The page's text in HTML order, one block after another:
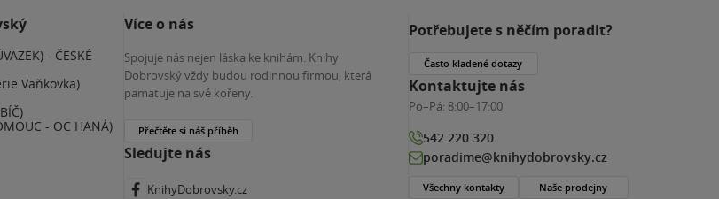
- ČESKÉ
Vaňkovka)
- OC HANÁ)
Více o nás
Spojuje nás nejen láska ke knihám. Knihy
Dobrovský vždy budou rodinnou firmou, která
pamatuje na své kořeny.
Přečtěte si náš příběh
Sledujte nás
KnihyDobrovsky.cz
Potřebujete s něčím poradit?
Často kladené dotazy
Kontaktujte nás
Po–Pá: 8:00–17:00
542 220 320
poradime@knihydobrovsky.cz
Všechny kontakty Naše prodejny